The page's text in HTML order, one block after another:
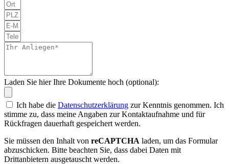
Laden Sie hier Ihre Dokumente hoch (optional):
Ich habe die Datenschutzerklärung zur Kenntnis genommen. Ich
stimme zu, dass meine Angaben zur Kontaktaufnahme und für
Rückfragen dauerhaft gespeichert werden.
Sie müssen den Inhalt von reCAPTCHA laden, um das Formular
abzuschicken. Bitte beachten Sie, dass dabei Daten mit
Drittanbietern ausgetauscht werden.